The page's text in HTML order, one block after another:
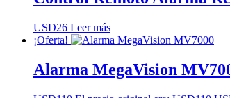
USD26 Leer más
¡Oferta!
Alarma MegaVision